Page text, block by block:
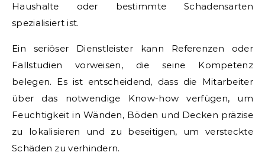
Haushalte oder bestimmte Schadensarten
spezialisiert ist.
Ein seriöser Dienstleister kann Referenzen oder
Fallstudien vorweisen, die seine Kompetenz
belegen. Es ist entscheidend, dass die Mitarbeiter
über das notwendige Know-how verfügen, um
Feuchtigkeit in Wänden, Böden und Decken präzise
zu lokalisieren und zu beseitigen, um versteckte
Schäden zu verhindern.